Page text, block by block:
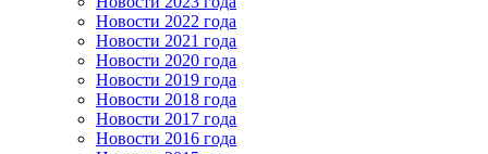
Новости 2022 года
Новости 2021 года
Новости 2020 года
Новости 2019 года
Новости 2018 года
Новости 2017 года
Новости 2016 года